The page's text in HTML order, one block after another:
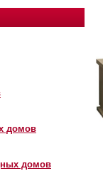
домов
домов